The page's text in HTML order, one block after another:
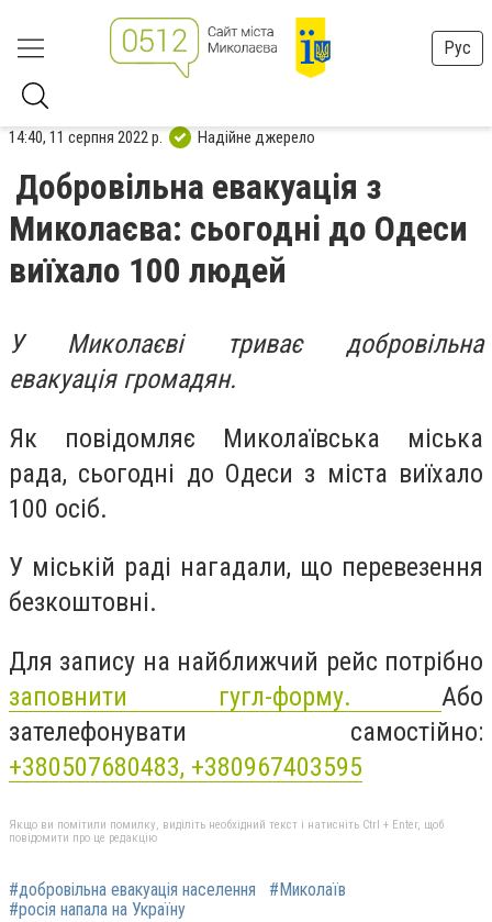
Рус
14:40, 11 серпня 2022 р. Надійне джерело
Добровільна евакуація з
Миколаєва: сьогодні до Одеси
виїхало 100 людей
У Миколаєві триває добровільна
евакуація громадян.
Як повідомляє Миколаївська міська
рада, сьогодні до Одеси з міста виїхало
100 осіб.
У міській раді нагадали, що перевезення
безкоштовні.
Для запису на найближчий рейс потрібно
заповнити гугл-форму. Або
зателефонувати самостійно:
+380507680483, +380967403595
Якщо ви помітили помилку, виділіть необхідний текст і натисніть Ctrl + Enter, щоб
повідомити про це редакцію
#добровільна евакуація населення
#Миколаїв
#росія напала на Україну